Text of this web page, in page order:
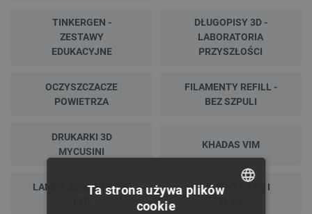
TINKERGEN -
ZESTAWY
EDUKACYJNE
DŁUGOPISY 3D -
LABORATORIA
PRZYSZŁOŚCI
OCZYSZCZACZE
POWIETRZA
FILAMENTY REFILL -
BEZ SZPULI
DRUKARKI 3D
MYCUSINI
KHADAS VIM
LAMPY ZEWNĘTRZNE
FILAMENTY TPU I
Ta strona używa plików
cookie